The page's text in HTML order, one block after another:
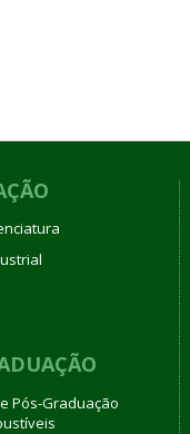
Pós-Graduação